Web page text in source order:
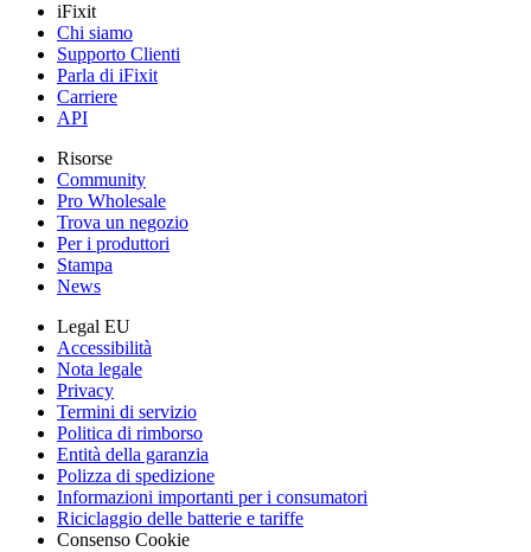
iFixit
Chi siamo
Supporto Clienti
Parla di iFixit
Carriere
API
Risorse
Community
Pro Wholesale
Trova un negozio
Per i produttori
Stampa
News
Legal EU
Accessibilità
Nota legale
Privacy
Termini di servizio
Politica di rimborso
Entità della garanzia
Polizza di spedizione
Informazioni importanti per i consumatori
Riciclaggio delle batterie e tariffe
Consenso Cookie